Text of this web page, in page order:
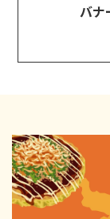
バナ